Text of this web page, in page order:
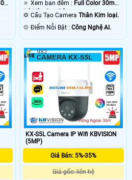
🔅 Xem ban đêm : Full Color 30m
Có Màu Ban Ðêm.
💢 Cấu Tạo CameraThân Kim loại.
️💠 Điểm Nỗi Bật :Công Nghệ AI.
KX-S5L Camera IP Wifi KBVISION
(5MP)
Giá Bán: 5%-35%
Giá gốc: liên hệ
982